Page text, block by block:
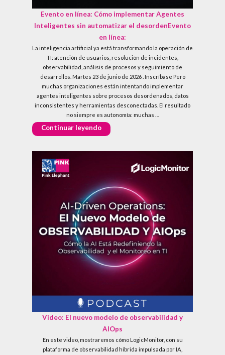
Evento en línea: Cómo implementar Agentes
Inteligentes sin automatizar el desordenEvento
en línea:
La inteligencia artificial ya está transformando la operación de
TI: atención de usuarios, resolución de incidentes,
observabilidad, análisis de procesos y seguimiento de
desarrollos. Martes 23 de junio de 2026 . Inscríbase Pero
muchas organizaciones están intentando implementar
agentes inteligentes sobre procesos desordenados, datos
inconsistentes y herramientas desconectadas. El resultado
no siempre es autonomía: muchas …
Continuar leyendo«Evento en línea:
Video: El nuevo modelo de observabilidad y
AIOps
En este video, mostraremos cómo LogicMonitor, con su
plataforma de observabilidad híbrida impulsada por IA,